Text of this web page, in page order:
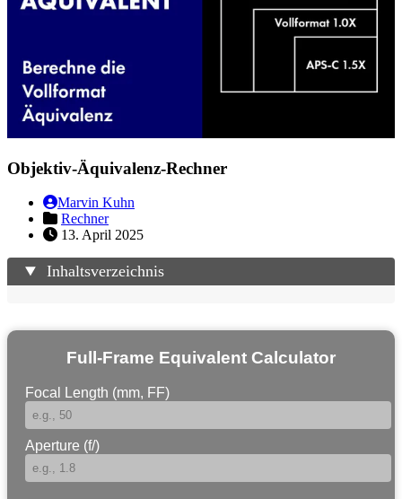
Objektiv-Äquivalenz-Rechner
Marvin Kuhn
Rechner
13. April 2025
Inhaltsverzeichnis
Full-Frame Equivalent Calculator
Focal Length (mm, FF)
Aperture (f/)